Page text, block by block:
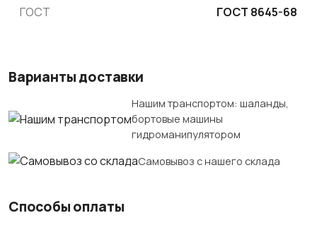
ГОСТ ГОСТ 8645-68
Варианты доставки
Нашим транспортом: шаланды,
бортовые машины
гидроманипулятором
Самовывоз с нашего склада
Способы оплаты